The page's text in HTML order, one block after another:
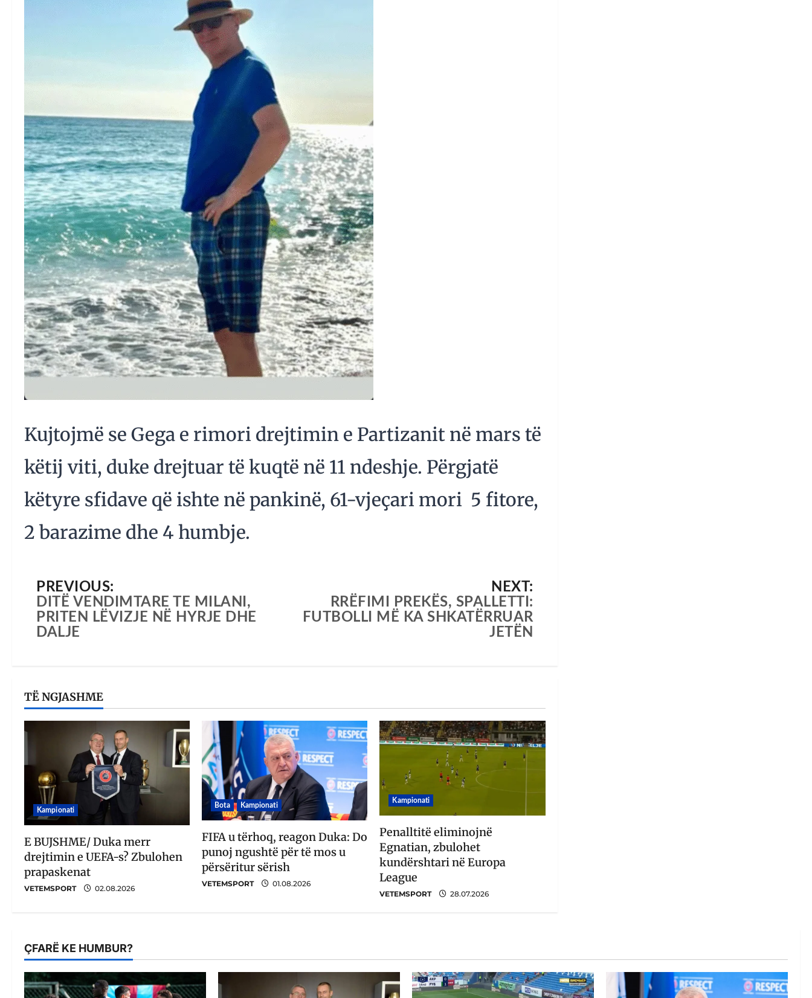
Kujtojmë se Gega e rimori drejtimin e Partizanit në mars të
këtij viti, duke drejtuar të kuqtë në 11 ndeshje. Përgjatë
këtyre sfidave që ishte në pankinë, 61-vjeçari mori 5 fitore,
2 barazime dhe 4 humbje.
PREVIOUS:
DITË VENDIMTARE TE MILANI,
PRITEN LËVIZJE NË HYRJE DHE
DALJE
NEXT:
RRËFIMI PREKËS, SPALLETTI:
FUTBOLLI MË KA SHKATËRRUAR
JETËN
TË NGJASHME
Kampionati
E BUJSHME/ Duka merr
drejtimin e UEFA-s? Zbulohen
prapaskenat
VETEMSPORT 02.08.2026
Bota Kampionati
FIFA u tërhoq, reagon Duka: Do
punoj ngushtë për të mos u
përsëritur sërish
VETEMSPORT 01.08.2026
Kampionati
Penalltitë eliminojnë
Egnatian, zbulohet
kundërshtari në Europa
League
VETEMSPORT 28.07.2026
ÇFARË KE HUMBUR?